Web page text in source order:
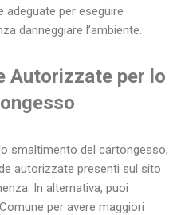
per eseguire
danneggiare l’ambiente.
Autorizzate per lo
smaltimento del cartongesso,
autorizzate presenti sul sito
In alternativa, puoi
per avere maggiori